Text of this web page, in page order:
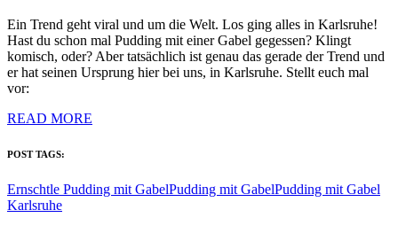
Ein Trend geht viral und um die Welt. Los ging alles in Karlsruhe!
Hast du schon mal Pudding mit einer Gabel gegessen? Klingt
komisch, oder? Aber tatsächlich ist genau das gerade der Trend und
er hat seinen Ursprung hier bei uns, in Karlsruhe. Stellt euch mal
vor:
READ MORE
POST TAGS:
Ernschtle Pudding mit GabelPudding mit GabelPudding mit Gabel
Karlsruhe